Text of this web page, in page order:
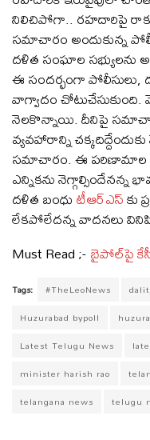
నిలిచిపోగా.. ర‌హ‌దారిపై
స‌మాచారం అందుకున్న
ద‌ళిత సంఘాల సభ్యుల‌ను
ఈ సంద‌ర్భంగా
వాగ్వాదం చోటుచేసుకుంది.
నెల‌కొన్నాయి. దీనిపై
వ్య‌వ‌హారాన్ని
స‌మాచారం. ఈ ప‌రిణామాల
ఎన్నిక‌ను
ద‌ళిత బంధుటీఆర్ఎస్కు
లేక‌పోలేద‌న్న వాద‌న‌లు
Must Read ;-బైపోల్‌పై
Tags: #TheLeoNews
Huzurabad bypoll
Latest Telugu News
minister harish rao
telangana news
telugu